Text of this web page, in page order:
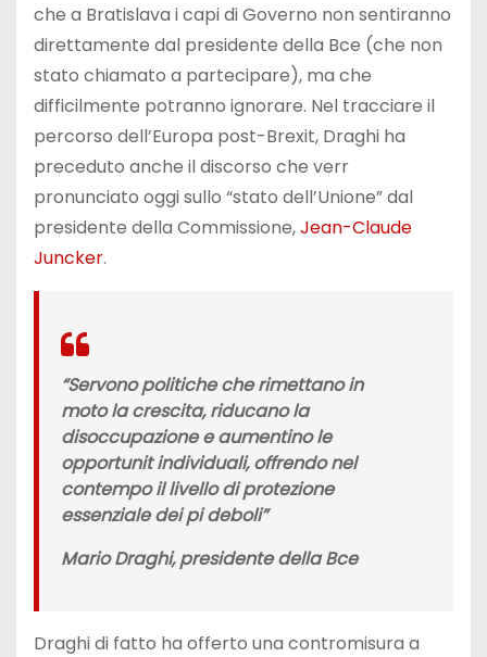
che a Bratislava i capi di Governo non sentiranno
direttamente dal presidente della Bce (che non
stato chiamato a partecipare), ma che
difficilmente potranno ignorare. Nel tracciare il
percorso dell’Europa post-Brexit, Draghi ha
preceduto anche il discorso che verr
pronunciato oggi sullo “stato dell’Unione” dal
presidente della Commissione,Jean-Claude
Juncker.
“Servono politiche che rimettano in
moto la crescita, riducano la
disoccupazione e aumentino le
opportunit individuali, offrendo nel
contempo il livello di protezione
essenziale dei pi deboli”
Mario Draghi, presidente della Bce
Draghi di fatto ha offerto una contromisura a